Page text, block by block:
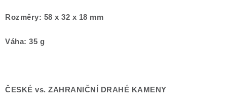
Rozměry: 58 x 32 x 18 mm
Váha: 35 g
ČESKÉ vs. ZAHRANIČNÍ DRAHÉ KAMENY